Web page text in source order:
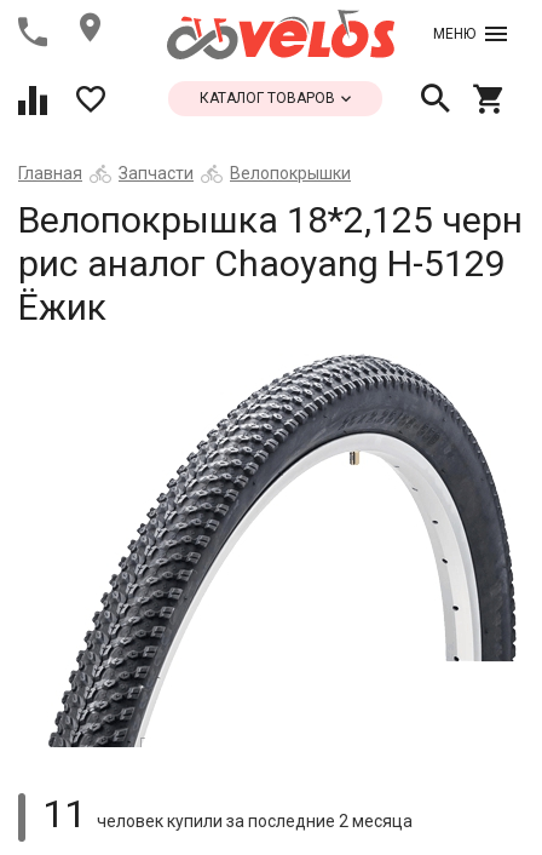
МЕНЮ
КАТАЛОГ ТОВАРОВ
Главная Запчасти Велопокрышки
Велопокрышка 18*2,125 черн
рис аналог Chaoyang Н-5129
Ёжик
11 человек купили за последние 2 месяца